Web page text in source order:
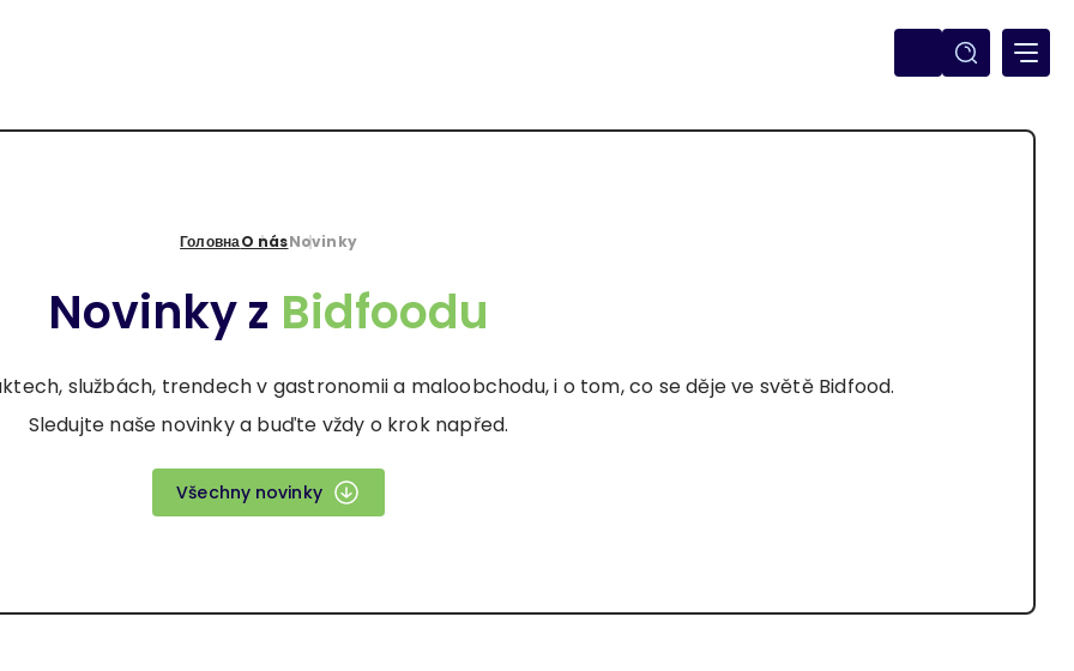
ГоловнаO násNovinky
Novinky z Bidfoodu
službách, trendech v gastronomii a maloobchodu, i o tom, co se děje ve světě Bidfood.
Sledujte naše novinky a buďte vždy o krok napřed.
Všechny novinky